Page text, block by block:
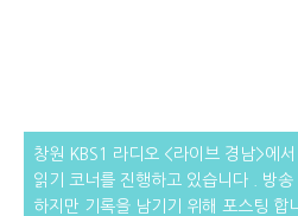
창원 KBS1 라디오 <라이브 경남>에
읽기 코너를 진행하고 있습니다 . 방
하지만 기록을 남기기 위해 포스팅